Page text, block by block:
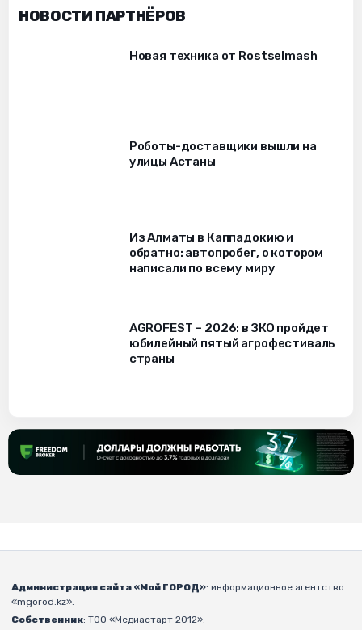
НОВОСТИ ПАРТНЁРОВ
Новая техника от Rostselmash
Роботы-доставщики вышли на
улицы Астаны
Из Алматы в Каппадокию и
обратно: автопробег, о котором
написали по всему миру
AGROFEST – 2026: в ЗКО пройдет
юбилейный пятый агрофестиваль
страны
Администрация сайта «Мой ГОРОД»: информационное агентство
«mgorod.kz».
Собственник: ТОО «Медиастарт 2012».